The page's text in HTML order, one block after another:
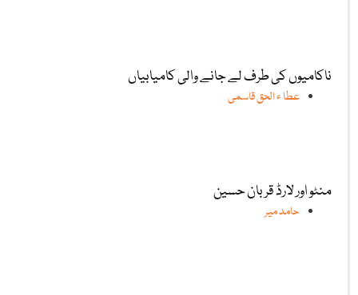
ناکامیوں کی طرف لے جانے والی کامیابیاں
عطا ء الحق قاسمی
منٹو اور لارڈ قربان حسین
حامد میر